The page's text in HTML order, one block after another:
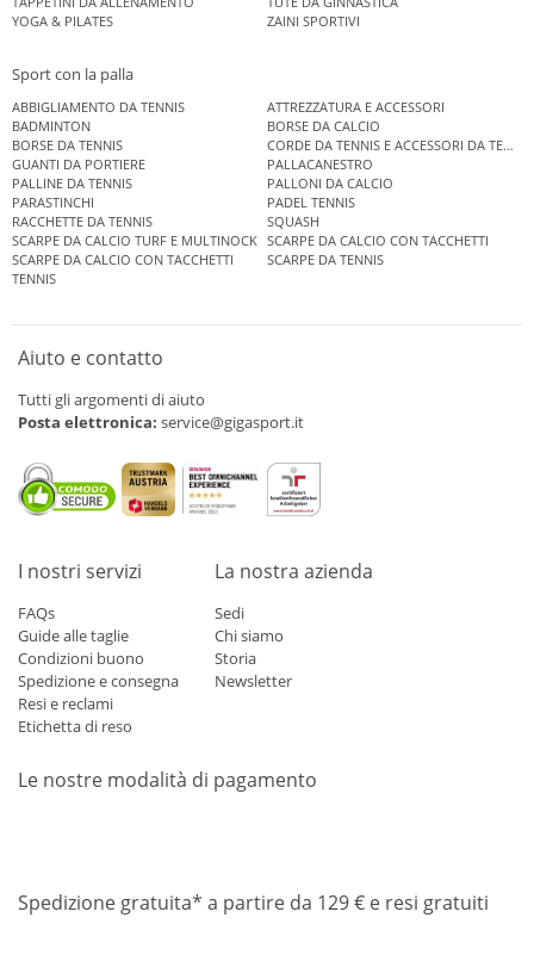
YOGA & PILATES
ZAINI SPORTIVI
Sport con la palla
ABBIGLIAMENTO DA TENNIS
ATTREZZATURA E ACCESSORI
BADMINTON
BORSE DA CALCIO
BORSE DA TENNIS
CORDE DA TENNIS E ACCESSORI DA TENNIS
GUANTI DA PORTIERE
PALLACANESTRO
PALLINE DA TENNIS
PALLONI DA CALCIO
PARASTINCHI
PADEL TENNIS
RACCHETTE DA TENNIS
SQUASH
SCARPE DA CALCIO TURF E MULTINOCK SCARPE DA CALCIO CON TACCHETTI
SCARPE DA CALCIO CON TACCHETTI
SCARPE DA TENNIS
TENNIS
Aiuto e contatto
Tutti gli argomenti di aiuto
Posta elettronica: service@gigasport.it
I nostri servizi
FAQs
Guide alle taglie
Condizioni buono
Spedizione e consegna
Resi e reclami
Etichetta di reso
La nostra azienda
Sedi
Chi siamo
Storia
Newsletter
Le nostre modalità di pagamento
Spedizione gratuita* a partire da 129 € e resi gratuiti